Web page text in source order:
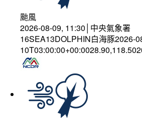
颱風
2026-08-09, 11:30│中央氣象署
16SEA13DOLPHIN白海豚2026-